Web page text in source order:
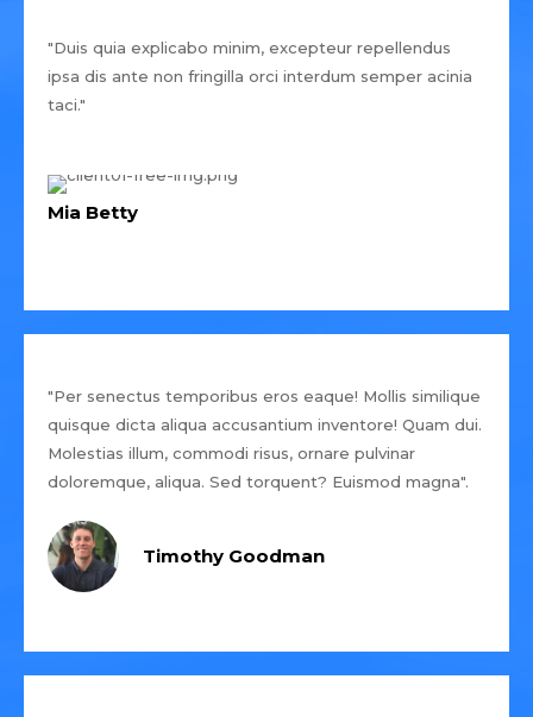
"Duis quia explicabo minim, excepteur repellendus
ipsa dis ante non fringilla orci interdum semper acinia
taci."
Mia Betty
"Per senectus temporibus eros eaque! Mollis similique
quisque dicta aliqua accusantium inventore! Quam dui.
Molestias illum, commodi risus, ornare pulvinar
doloremque, aliqua. Sed torquent? Euismod magna".
Timothy Goodman